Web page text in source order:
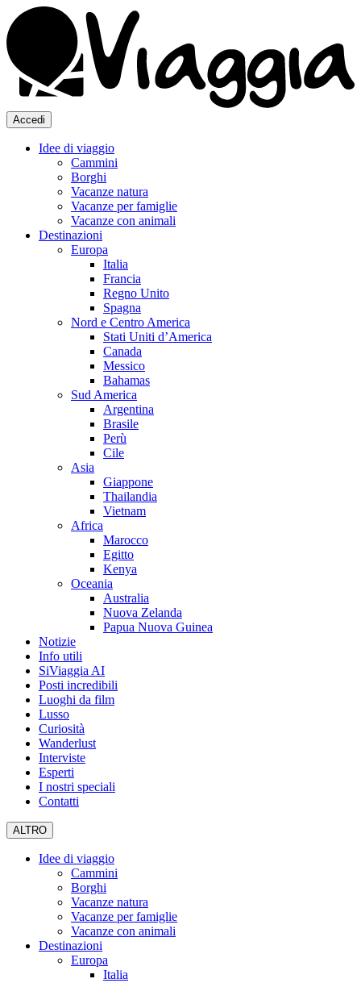
Accedi
Idee di viaggio
Cammini
Borghi
Vacanze natura
Vacanze per famiglie
Vacanze con animali
Destinazioni
Europa
Italia
Francia
Regno Unito
Spagna
Nord e Centro America
Stati Uniti d’America
Canada
Messico
Bahamas
Sud America
Argentina
Brasile
Perù
Cile
Asia
Giappone
Thailandia
Vietnam
Africa
Marocco
Egitto
Kenya
Oceania
Australia
Nuova Zelanda
Papua Nuova Guinea
Notizie
Info utili
SiViaggia AI
Posti incredibili
Luoghi da film
Lusso
Curiosità
Wanderlust
Interviste
Esperti
I nostri speciali
Contatti
ALTRO
Idee di viaggio
Cammini
Borghi
Vacanze natura
Vacanze per famiglie
Vacanze con animali
Destinazioni
Europa
Italia